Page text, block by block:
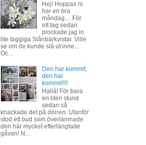
Hej! Hoppas ni
har en bra
måndag.... För
ett tag sedan
plockade jag in
lite taggiga Slånbärkvistar. Ville
se om de kunde slå ut inne...
Oc...
Den har kommit,
den har
kommit!!!!
Hallå! För bara
en liten stund
sedan så
knackade det på dörren. Utanför
stod ett bud som överlämnade
den här mycket efterlängtade
gåvan! N...